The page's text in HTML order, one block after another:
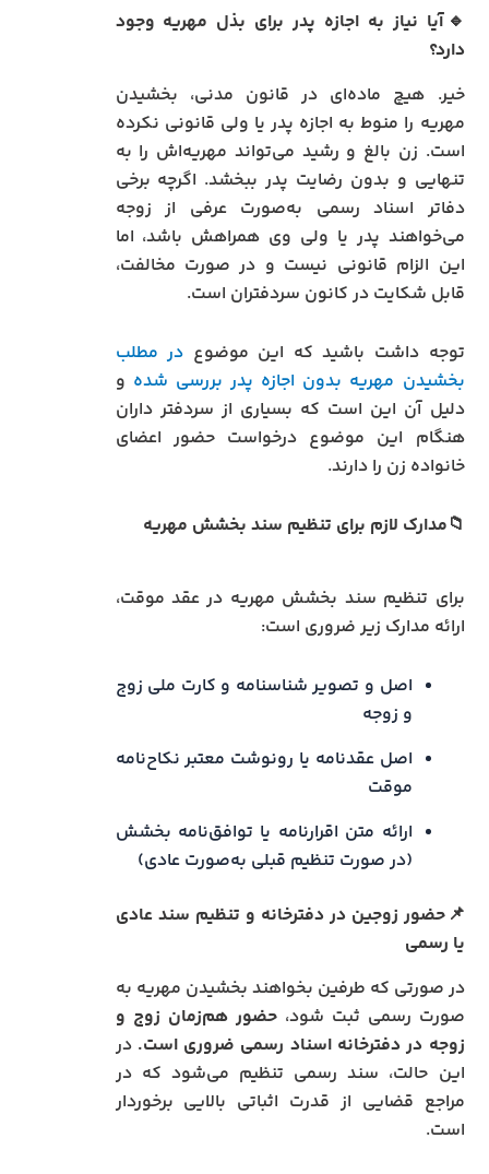
🔹آیا نیاز به اجازه پدر برای بذل مهریه وجود
دارد؟
خیر. هیچ ماده‌ای در قانون مدنی، بخشیدن
مهریه را منوط به اجازه پدر یا ولی قانونی نکرده
است. زن بالغ و رشید می‌تواند مهریه‌اش را به
تنهایی و بدون رضایت پدر ببخشد. اگرچه برخی
دفاتر اسناد رسمی به‌صورت عرفی از زوجه
می‌خواهند پدر یا ولی وی همراهش باشد، اما
این الزام قانونی نیست و در صورت مخالفت،
قابل شکایت در کانون سردفتران است.
توجه داشت باشید که این موضوع در مطلب
بخشیدن مهریه بدون اجازه پدر بررسی شده و
دلیل آن این است که بسیاری از سردفتر داران
هنگام این موضوع درخواست حضور اعضای
خانواده زن را دارند.
📁مدارک لازم برای تنظیم سند بخشش مهریه
برای تنظیم سند بخشش مهریه در عقد موقت،
ارائه مدارک زیر ضروری است:
اصل و تصویر شناسنامه و کارت ملی زوج
و زوجه
اصل عقدنامه یا رونوشت معتبر نکاح‌نامه
موقت
ارائه متن اقرارنامه یا توافق‌نامه بخشش
(در صورت تنظیم قبلی به‌صورت عادی)
📌حضور زوجین در دفترخانه و تنظیم سند عادی
یا رسمی
در صورتی که طرفین بخواهند بخشیدن مهریه به
صورت رسمی ثبت شود،حضور هم‌زمان زوج و
زوجه در دفترخانه اسناد رسمی ضروری است. در
این حالت، سند رسمی تنظیم می‌شود که در
مراجع قضایی از قدرت اثباتی بالایی برخوردار
است.